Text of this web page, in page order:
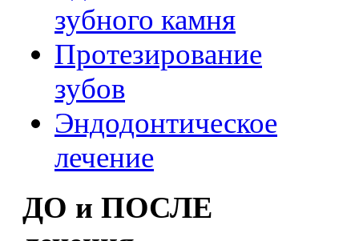
зубного камня
Протезирование
зубов
Эндодонтическое
лечение
ДО и ПОСЛЕ